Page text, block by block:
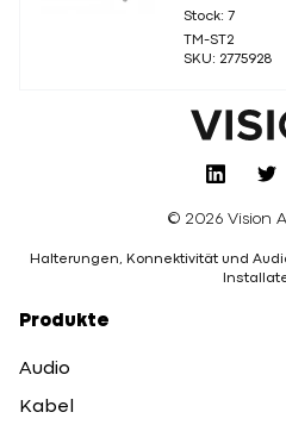
Stock: 7
TM-ST2
SKU: 2775928
© 2026 Vision
Halterungen, Konnektivität und
Produkte
Audio
Kabel